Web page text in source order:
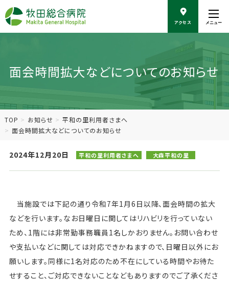
本
文
動
アクセス メニュー
面会時間拡大などについてのお知らせ
TOP お知らせ
平和の里利用者さまへ
面会時間拡大などについてのお知らせ
2024年12月20日 平和の里利用者さまへ 大森平和の里
当施設では下記の通り令和7年1月6日以降、面会時間の拡大
などを行います。なお日曜日に関してはリハビリを行っていない
ため、1階には非常勤事務職員1名しかおりません。お問い合わせ
や支払いなどに関しては対応できかねますので、日曜日以外にお
願いします。同様に1名対応のため不在にしている時間やお待た
せすること、ご対応できないことなどもありますのでご了承くださ